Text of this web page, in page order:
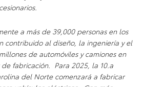
a más de 39,000 personas en los
contribuido al diseño, la ingeniería y el
de automóviles y camiones en
fabricación. Para 2025, la 10.a
del Norte comenzará a fabricar